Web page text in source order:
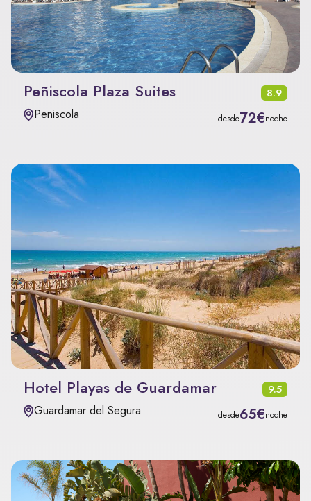
Peñiscola Plaza Suites 8.9
Peniscola desde72€noche
Hotel Playas de Guardamar 9.5
Guardamar del Segura desde65€noche